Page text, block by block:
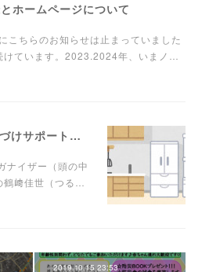
ホームページについて
こちらのお知らせは止まっていました
けています。2023.2024年、いまノ…
初めてClearriverの片づけサポートを使う方へ
ナイザー（頭の中
﨑佳世（つる…
2019.10.15 23:53